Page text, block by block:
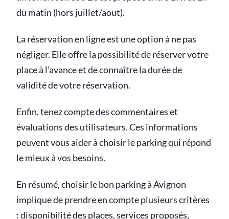
du matin (hors juillet/aout).
La réservation en ligne est une option à ne pas
négliger. Elle offre la possibilité de réserver votre
place à l'avance et de connaître la durée de
validité de votre réservation.
Enfin, tenez compte des commentaires et
évaluations des utilisateurs. Ces informations
peuvent vous aider à choisir le parking qui répond
le mieux à vos besoins.
En résumé, choisir le bon parking à Avignon
implique de prendre en compte plusieurs critères
: disponibilité des places, services proposés,